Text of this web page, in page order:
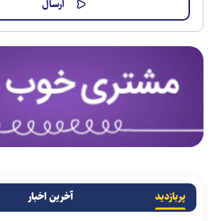
پربازدید آخرین اخبار